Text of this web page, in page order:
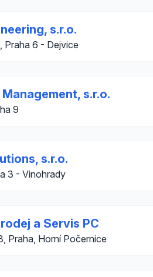
s.r.o.
Praha 6 - Dejvice
s.r.o.
9
s.r.o.
3 - Vinohrady
a Servis PC
Praha, Horní Počernice